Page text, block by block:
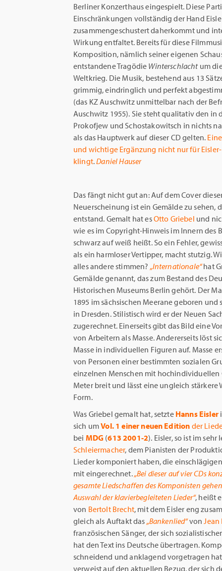
Berliner Konzerthaus eingespielt. Diese
Einschränkungen vollständig der Hand
zusammengeschustert daherkommt und
Wirkung entfaltet. Bereits für diese
Komposition, nämlich seiner eigenen
entstandene Tragödie Winterschlachtum
Weltkrieg. Die Musik, bestehend aus 13
grimmig, eindringlich und perfekt
(das KZ Auschwitz unmittelbar nach der
Auschwitz 1955). Sie steht qualitativ den in
Prokofjew und Schostakowitsch in nichts
als das Hauptwerk auf dieser CD gelten.
und wichtige Ergänzung nicht nur für
klingt.Daniel Hauser
Das fängt nicht gut an: Auf dem Cover
Neuerscheinung ist ein Gemälde zu sehen,
entstand. Gemalt hat esOtto Griebel und
wie es im Copyright-Hinweis im Innern des
schwarz auf weiß heißt. So ein Fehler,
als ein harmloser Vertipper, macht stutzig.
alles andere stimmen? „Internationale“hat
Gemälde genannt, das zum Bestand des
Historischen Museums Berlin gehört. Der
1895 im sächsischen Meerane geboren und
in Dresden. Stilistisch wird er der Neuen
zugerechnet. Einerseits gibt das Bild eine
von Arbeitern als Masse. Andererseits löst
Masse in individuellen Figuren auf. Masse
von Personen einer bestimmten sozialen
einzelnen Menschen mit hochindividuellen
Meter breit und lässt eine ungleich
Form.
Was Griebel gemalt hat, setzte Hanns Eisler
sich umVol. 1 einer neuen Edition der
bei MDG (613 2001-2). Eisler, so ist im
Schleiermacher, dem Pianisten der
Lieder komponiert haben, die
mit eingerechnet.„Bei dieser auf vier CDs
gesamte Liedschaffen des Komponisten
Auswahl der klavierbegleiteten Lieder“, heißt
von Bertolt Brecht, mit dem Eisler eng
gleich als Auftakt das „Bankenlied“vonJean
französischen Sänger, der sich
hat den Text ins Deutsche übertragen.
schneidend und anklagend vorgetragen
verweist auf den aktuellen Bezug, der sich